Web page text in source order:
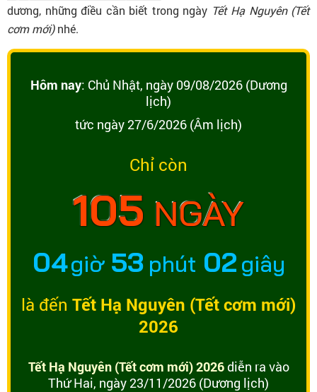
dương, những điều cần biết trong ngày Tết Hạ Nguyên (Tết
cơm mới)nhé.
Hôm nay: Chủ Nhật, ngày 09/08/2026 (Dương
lịch)
tức ngày 27/6/2026 (Âm lịch)
Chỉ còn
105 NGÀY
04giờ 53phút 02giây
là đến Tết Hạ Nguyên (Tết cơm mới)
2026
Tết Hạ Nguyên (Tết cơm mới) 2026diễn ra vào
Thứ Hai, ngày 23/11/2026 (Dương lịch)